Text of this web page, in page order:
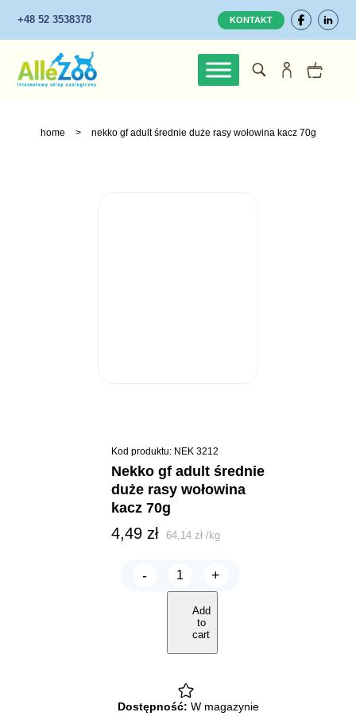
+48 52 3538378 KONTAKT
home > nekko gf adult średnie duże rasy wołowina kacz 70g
Kod produktu: NEK 3212
nekko gf adult średnie
duże rasy wołowina
kacz 70g
4,49 zł 64,14zł /kg
-
NEKKO
GF
Adult
średnie
duże
rasy
Wołowina
quantity
+
Add
to
cart
Dostępność: W magazynie